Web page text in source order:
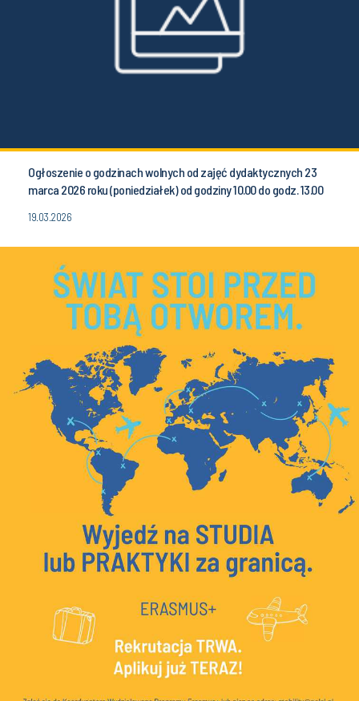
Ogłoszenie o godzinach wolnych od zajęć dydaktycznych 23
marca 2026 roku (poniedziałek) od godziny 10.00 do godz. 13.00
19.03.2026